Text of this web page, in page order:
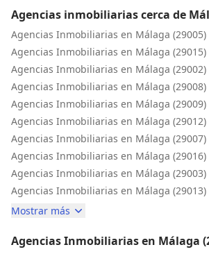
Agencias inmobiliarias cerca de
Agencias Inmobiliarias en Málaga (29005)
Agencias Inmobiliarias en Málaga (29015)
Agencias Inmobiliarias en Málaga (29002)
Agencias Inmobiliarias en Málaga (29008)
Agencias Inmobiliarias en Málaga (29009)
Agencias Inmobiliarias en Málaga (29012)
Agencias Inmobiliarias en Málaga (29007)
Agencias Inmobiliarias en Málaga (29016)
Agencias Inmobiliarias en Málaga (29003)
Agencias Inmobiliarias en Málaga (29013)
Mostrar más
Agencias Inmobiliarias en Málaga